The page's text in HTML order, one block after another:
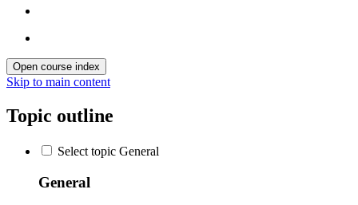
Open course index
Skip to main content
Topic outline
Select topic General
General